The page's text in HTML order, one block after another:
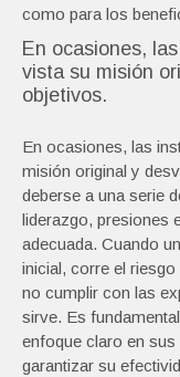
como para los
En ocasiones,
vista su misión
objetivos.
En ocasiones, las
misión original y
deberse a una serie
liderazgo, presiones
adecuada. Cuando
inicial, corre el
no cumplir con las
sirve. Es
enfoque claro en
garantizar su